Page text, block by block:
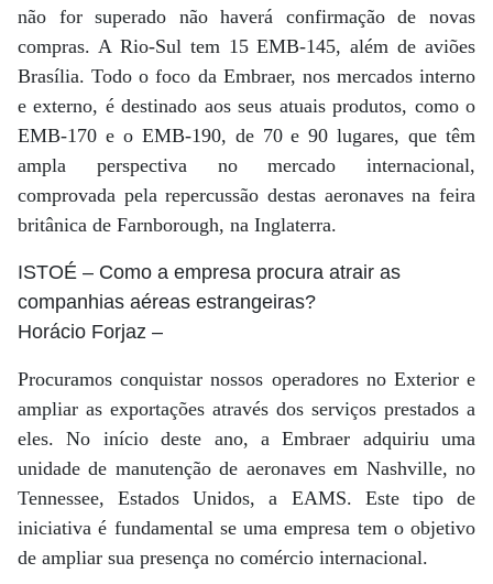
não for superado não haverá confirmação de novas
compras. A Rio-Sul tem 15 EMB-145, além de aviões
Brasília. Todo o foco da Embraer, nos mercados interno
e externo, é destinado aos seus atuais produtos, como o
EMB-170 e o EMB-190, de 70 e 90 lugares, que têm
ampla perspectiva no mercado internacional,
comprovada pela repercussão destas aeronaves na feira
britânica de Farnborough, na Inglaterra.
ISTOÉ – Como a empresa procura atrair as
companhias aéreas estrangeiras?
Horácio Forjaz –
Procuramos conquistar nossos operadores no Exterior e
ampliar as exportações através dos serviços prestados a
eles. No início deste ano, a Embraer adquiriu uma
unidade de manutenção de aeronaves em Nashville, no
Tennessee, Estados Unidos, a EAMS. Este tipo de
iniciativa é fundamental se uma empresa tem o objetivo
de ampliar sua presença no comércio internacional.